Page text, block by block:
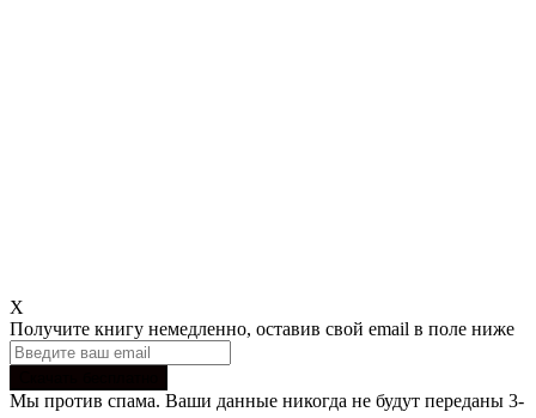
X
Получите книгу немедленно, оставив свой email в поле ниже
Мы против спама. Ваши данные никогда не будут переданы 3-